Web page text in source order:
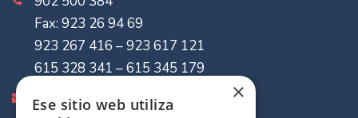
Fax: 923 26 94 69
923 267 416 – 923 617 121
615 328 341 – 615 345 179
info@mvaseguradores.com
×
Ese sitio web utiliza